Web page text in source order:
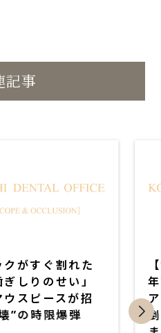
記事
がすぐ割れた
しりのせい」
ピースが招
の時限爆弾
【
年
アン
倒的